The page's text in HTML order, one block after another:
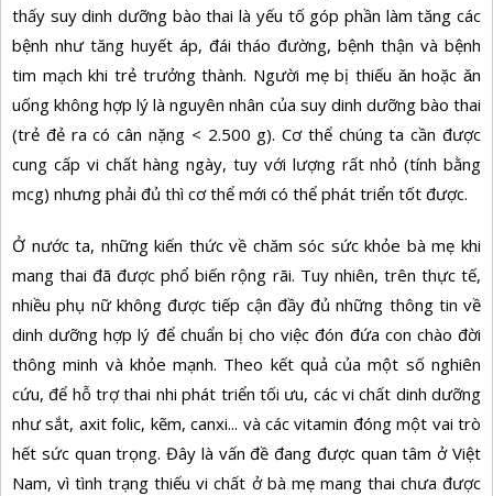
thấy suy dinh dưỡng bào thai là yếu tố góp phần làm tăng các
bệnh như tăng huyết áp, đái tháo đường, bệnh thận và bệnh
tim mạch khi trẻ trưởng thành. Người mẹ bị thiếu ǎn hoặc ǎn
uống không hợp lý là nguyên nhân của suy dinh dưỡng bào thai
(trẻ đẻ ra có cân nặng < 2.500 g). Cơ thể chúng ta cần được
cung cấp vi chất hàng ngày, tuy với lượng rất nhỏ (tính bằng
mcg) nhưng phải đủ thì cơ thể mới có thể phát triển tốt được.
Ở nước ta, những kiến thức về chăm sóc sức khỏe bà mẹ khi
mang thai đã được phổ biến rộng rãi. Tuy nhiên, trên thực tế,
nhiều phụ nữ không được tiếp cận đầy đủ những thông tin về
dinh dưỡng hợp lý để chuẩn bị cho việc đón đứa con chào đời
thông minh và khỏe mạnh. Theo kết quả của một số nghiên
cứu, để hỗ trợ thai nhi phát triển tối ưu, các vi chất dinh dưỡng
như sắt, axit folic, kẽm, canxi... và các vitamin đóng một vai trò
hết sức quan trọng. Đây là vấn đề đang được quan tâm ở Việt
Nam, vì tình trạng thiếu vi chất ở bà mẹ mang thai chưa được